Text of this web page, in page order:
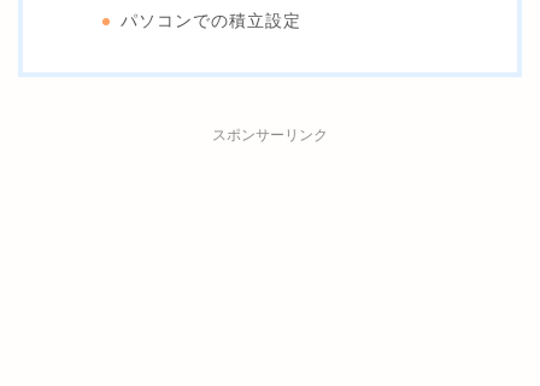
パソコンでの積立設定
スポンサーリンク